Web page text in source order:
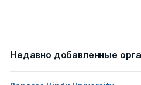
Недавно добавленные